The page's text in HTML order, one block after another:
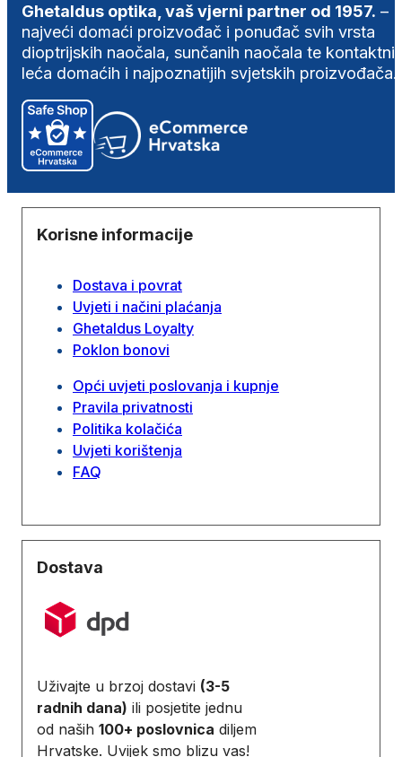
Ghetaldus optika, vaš vjerni partner od 1957. –
najveći domaći proizvođač i ponuđač svih vrsta
dioptrijskih naočala, sunčanih naočala te
leća domaćih i najpoznatijih svjetskih proizvođača.
Korisne informacije
Dostava i povrat
Uvjeti i načini plaćanja
Ghetaldus Loyalty
Poklon bonovi
Opći uvjeti poslovanja i kupnje
Pravila privatnosti
Politika kolačića
Uvjeti korištenja
FAQ
Dostava
Uživajte u brzoj dostavi (3-5
radnih dana) ili posjetite jednu
od naših 100+ poslovnica diljem
Hrvatske. Uvijek smo blizu vas!